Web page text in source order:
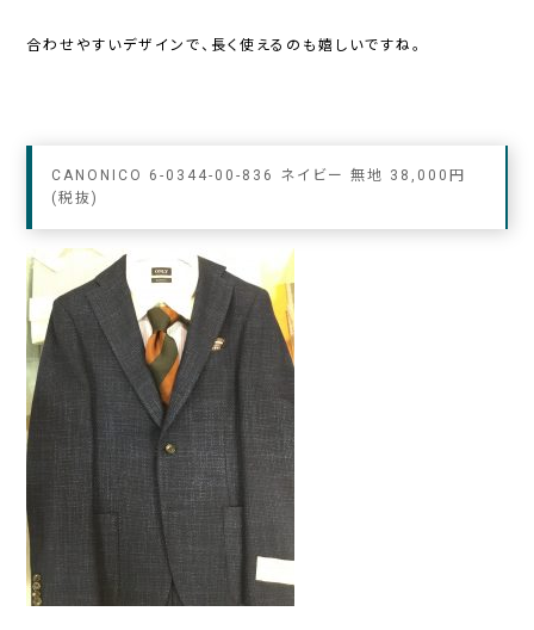
合わせやすいデザインで、長く使えるのも嬉しいですね。
CANONICO 6-0344-00-836 ネイビー 無地 38,000円
(税抜)